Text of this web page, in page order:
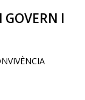
GOVERN I